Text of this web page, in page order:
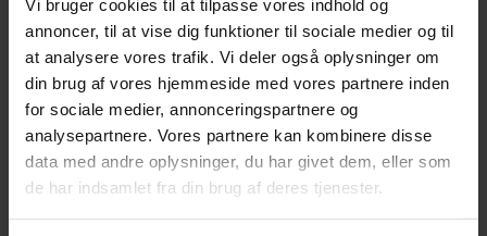
Vi bruger cookies til at tilpasse vores indhold og
annoncer, til at vise dig funktioner til sociale medier og til
at analysere vores trafik. Vi deler også oplysninger om
din brug af vores hjemmeside med vores partnere inden
for sociale medier, annonceringspartnere og
analysepartnere. Vores partnere kan kombinere disse
data med andre oplysninger, du har givet dem, eller som
de har indsamlet fra din brug af deres tjenester.
uddannelse.
Hos Sønderjyllands Symfoniorkester prioriteres denne læring højt.
Hvert år afholdes dirigentseminarer, hvor unge talenter får chancen
for at stå foran orkestret og udvikle deres dirigentkundskaber.
Gratis koncert
Under vejledning af erfarne dirigenter finpudser de deres teknik,
med musikerne – alt sammen elementer, der er afgørende for en